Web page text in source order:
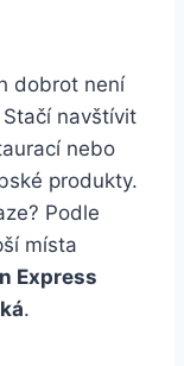
dobrot není
navštívit
nebo
produkty.
Podle
místa
Express
.